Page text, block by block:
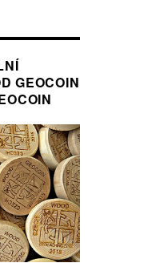
GEOCOIN